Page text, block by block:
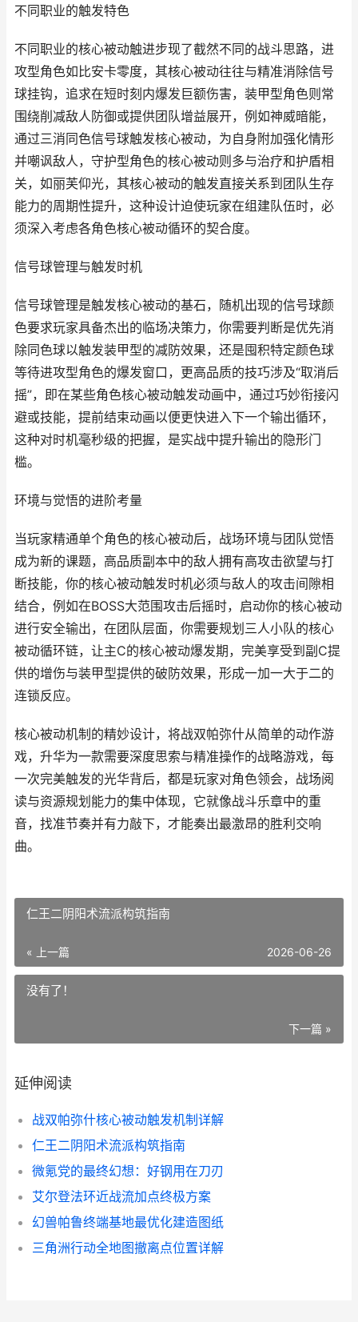
不同职业的触发特色
不同职业的核心被动触进步现了截然不同的战斗思路，进
攻型角色如比安卡零度，其核心被动往往与精准消除信号
球挂钩，追求在短时刻内爆发巨额伤害，装甲型角色则常
围绕削减敌人防御或提供团队增益展开，例如神威暗能，
通过三消同色信号球触发核心被动，为自身附加强化情形
并嘲讽敌人，守护型角色的核心被动则多与治疗和护盾相
关，如丽芙仰光，其核心被动的触发直接关系到团队生存
能力的周期性提升，这种设计迫使玩家在组建队伍时，必
须深入考虑各角色核心被动循环的契合度。
信号球管理与触发时机
信号球管理是触发核心被动的基石，随机出现的信号球颜
色要求玩家具备杰出的临场决策力，你需要判断是优先消
除同色球以触发装甲型的减防效果，还是囤积特定颜色球
等待进攻型角色的爆发窗口，更高品质的技巧涉及“取消后
摇”，即在某些角色核心被动触发动画中，通过巧妙衔接闪
避或技能，提前结束动画以便更快进入下一个输出循环，
这种对时机毫秒级的把握，是实战中提升输出的隐形门
槛。
环境与觉悟的进阶考量
当玩家精通单个角色的核心被动后，战场环境与团队觉悟
成为新的课题，高品质副本中的敌人拥有高攻击欲望与打
断技能，你的核心被动触发时机必须与敌人的攻击间隙相
结合，例如在BOSS大范围攻击后摇时，启动你的核心被动
进行安全输出，在团队层面，你需要规划三人小队的核心
被动循环链，让主C的核心被动爆发期，完美享受到副C提
供的增伤与装甲型提供的破防效果，形成一加一大于二的
连锁反应。
核心被动机制的精妙设计，将战双帕弥什从简单的动作游
戏，升华为一款需要深度思索与精准操作的战略游戏，每
一次完美触发的光华背后，都是玩家对角色领会，战场阅
读与资源规划能力的集中体现，它就像战斗乐章中的重
音，找准节奏并有力敲下，才能奏出最激昂的胜利交响
曲。
仁王二阴阳术流派构筑指南
« 上一篇 2026-06-26
没有了！
下一篇 »
延伸阅读
战双帕弥什核心被动触发机制详解
仁王二阴阳术流派构筑指南
微氪党的最终幻想：好钢用在刀刃
艾尔登法环近战流加点终极方案
幻兽帕鲁终端基地最优化建造图纸
三角洲行动全地图撤离点位置详解